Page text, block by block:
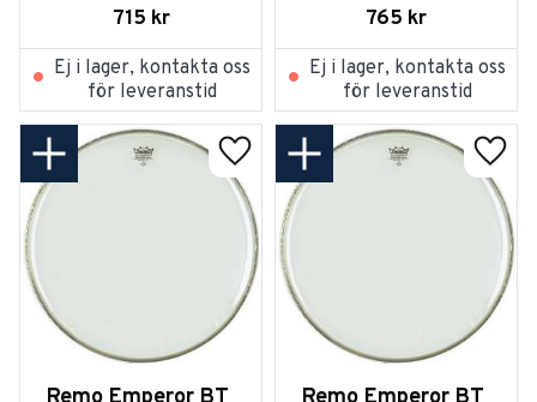
715 kr
Ej i lager, kontakta oss
för leveranstid
765 kr
Ej i lager, kontakta oss
för leveranstid
Lägg till i favoriter